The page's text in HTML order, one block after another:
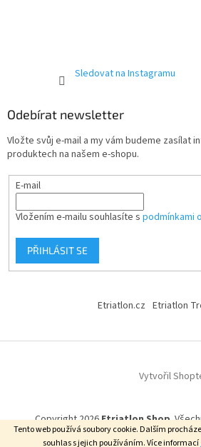
Tento web používá soubory cookie. Dalším
souhlas s jejich používáním. Více informací
Sledovat na Instagramu
Odebírat newsletter
Vložte svůj e-mail a my vám budeme zasílat
produktech na našem e-shopu.
E-mail
Vložením e-mailu souhlasíte s podmínkami
PŘIHLÁSIT SE
Etriatlon.cz Etriatlon
Vytvořil
Copyright 2026Etriatlon Shop.